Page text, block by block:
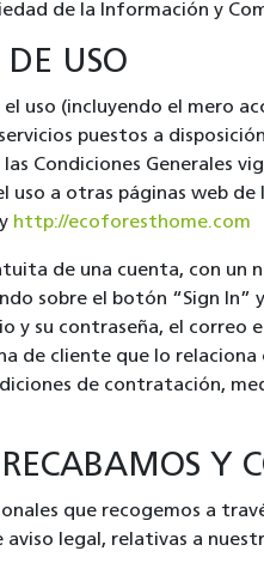
de la Información y
DE USO
el uso (incluyendo el mero
puestos a
Condiciones Generales
uso a otras páginas web de
y http://ecoforesthome.com
de una cuenta, con un
sobre el botón “Sign
y su contraseña, el correo
de cliente que lo
de contratación,
RECABAMOS Y
que recogemos a
legal, relativas a